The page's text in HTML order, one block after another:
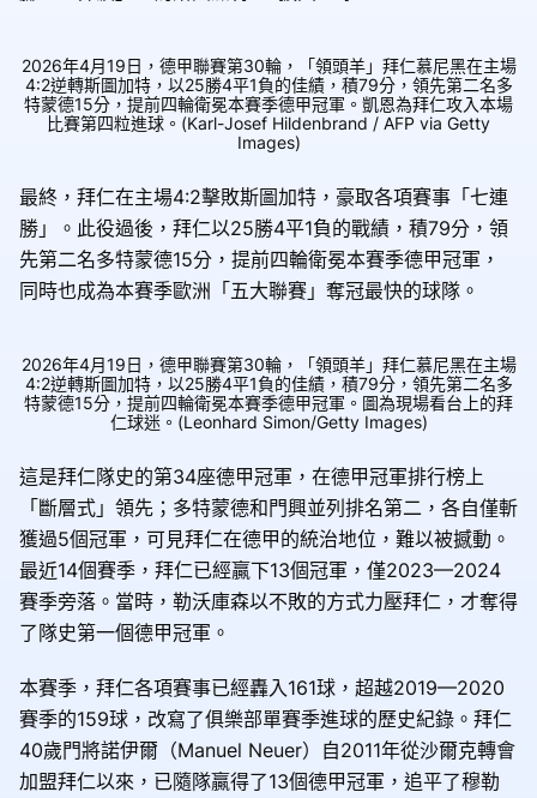
2026年4月19日，德甲聯賽第30輪，「領頭羊」拜仁慕尼黑在主場
4:2逆轉斯圖加特，以25勝4平1負的佳績，積79分，領先第二名多
特蒙德15分，提前四輪衛冕本賽季德甲冠軍。凱恩為拜仁攻入本場
比賽第四粒進球。(Karl-Josef Hildenbrand / AFP via Getty
Images)
最終，拜仁在主場4:2擊敗斯圖加特，豪取各項賽事「七連
勝」。此役過後，拜仁以25勝4平1負的戰績，積79分，領
先第二名多特蒙德15分，提前四輪衛冕本賽季德甲冠軍，
同時也成為本賽季歐洲「五大聯賽」奪冠最快的球隊。
2026年4月19日，德甲聯賽第30輪，「領頭羊」拜仁慕尼黑在主場
4:2逆轉斯圖加特，以25勝4平1負的佳績，積79分，領先第二名多
特蒙德15分，提前四輪衛冕本賽季德甲冠軍。圖為現場看台上的拜
仁球迷。(Leonhard Simon/Getty Images)
這是拜仁隊史的第34座德甲冠軍，在德甲冠軍排行榜上
「斷層式」領先；多特蒙德和門興並列排名第二，各自僅斬
獲過5個冠軍，可見拜仁在德甲的統治地位，難以被撼動。
最近14個賽季，拜仁已經贏下13個冠軍，僅2023—2024
賽季旁落。當時，勒沃庫森以不敗的方式力壓拜仁，才奪得
了隊史第一個德甲冠軍。
本賽季，拜仁各項賽事已經轟入161球，超越2019—2020
賽季的159球，改寫了俱樂部單賽季進球的歷史紀錄。拜仁
40歲門將諾伊爾（Manuel Neuer）自2011年從沙爾克轉會
加盟拜仁以來，已隨隊贏得了13個德甲冠軍，追平了穆勒